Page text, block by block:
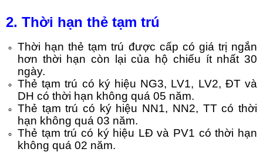
2. Thời hạn thẻ tạm trú
Thời hạn thẻ tạm trú được cấp có giá trị ngắn
hơn thời hạn còn lại của hộ chiếu ít nhất 30
ngày.
Thẻ tạm trú có ký hiệu NG3, LV1, LV2, ĐT và
DH có thời hạn không quá 05 năm.
Thẻ tạm trú có ký hiệu NN1, NN2, TT có thời
hạn không quá 03 năm.
Thẻ tạm trú có ký hiệu LĐ và PV1 có thời hạn
không quá 02 năm.